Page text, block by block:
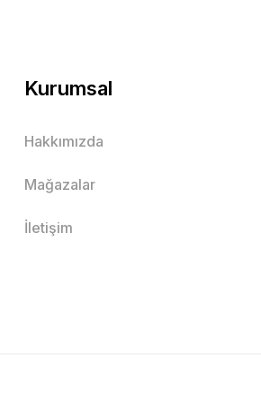
Kurumsal
Hakkımızda
Mağazalar
İletişim